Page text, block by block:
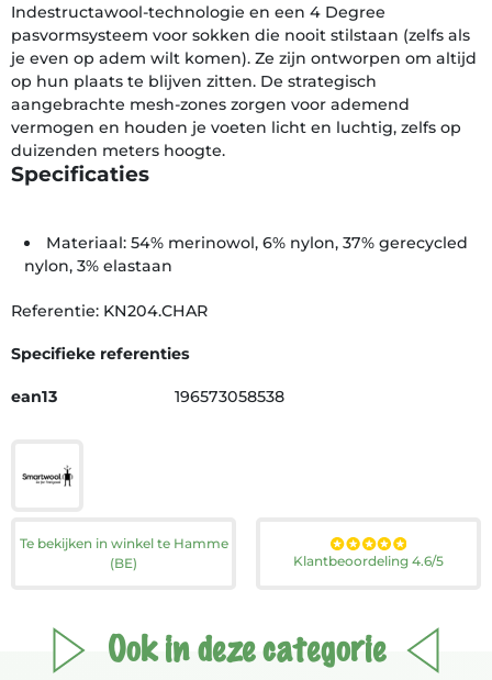
Indestructawool-technologie en een 4 Degree
pasvormsysteem voor sokken die nooit stilstaan (zelfs als
je even op adem wilt komen). Ze zijn ontworpen om altijd
op hun plaats te blijven zitten. De strategisch
aangebrachte mesh-zones zorgen voor ademend
vermogen en houden je voeten licht en luchtig, zelfs op
duizenden meters hoogte.
Specificaties
Materiaal: 54% merinowol, 6% nylon, 37% gerecycled
nylon, 3% elastaan
Referentie: KN204.CHAR
Specifieke referenties
ean13 196573058538
Te bekijken in winkel te Hamme
(BE)
Klantbeoordeling 4.6/5
Ook in deze categorie